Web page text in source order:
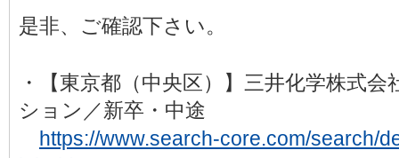
是非、ご確認下さい。
・【東京都（中央区）】三井化学株式
ション／新卒・中途
https://www.search-core.com/search/